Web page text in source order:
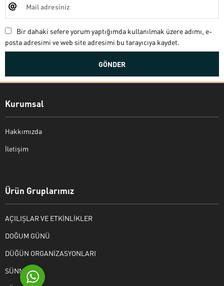
Bir dahaki sefere yorum yaptığımda kullanılmak üzere adımı, e-
posta adresimi ve web site adresimi bu tarayıcıya kaydet.
Kurumsal
Hakkımızda
İletişim
Ürün Gruplarımız
AÇILIŞLAR VE ETKİNLİKLER
DOĞUM GÜNÜ
DÜĞÜN ORGANİZASYONLARI
SÜNNET